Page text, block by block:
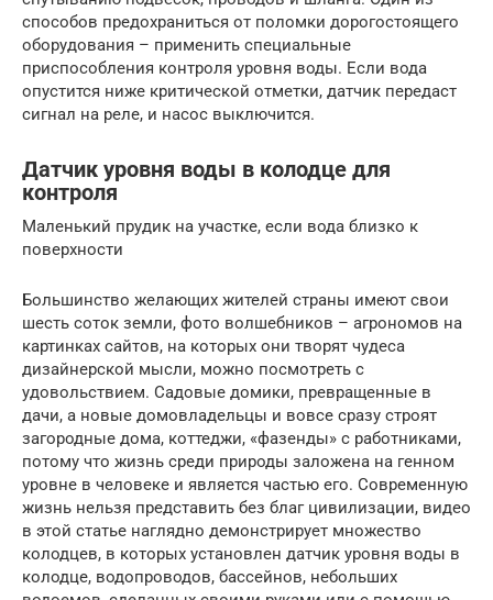
способов предохраниться от поломки дорогостоящего
оборудования – применить специальные
приспособления контроля уровня воды. Если вода
опустится ниже критической отметки, датчик передаст
сигнал на реле, и насос выключится.
Датчик уровня воды в колодце для
контроля
Маленький прудик на участке, если вода близко к
поверхности
Большинство желающих жителей страны имеют свои
шесть соток земли, фото волшебников – агрономов на
картинках сайтов, на которых они творят чудеса
дизайнерской мысли, можно посмотреть с
удовольствием. Садовые домики, превращенные в
дачи, а новые домовладельцы и вовсе сразу строят
загородные дома, коттеджи, «фазенды» с работниками,
потому что жизнь среди природы заложена на генном
уровне в человеке и является частью его. Современную
жизнь нельзя представить без благ цивилизации, видео
в этой статье наглядно демонстрирует множество
колодцев, в которых установлен датчик уровня воды в
колодце, водопроводов, бассейнов, небольших